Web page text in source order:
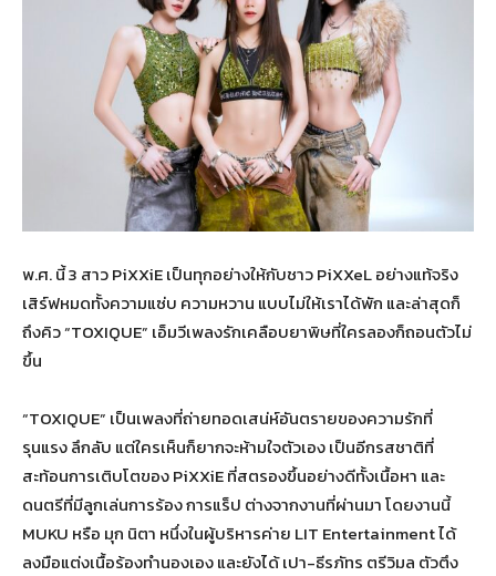
พ.ศ. นี้ 3 สาว PiXXiE เป็นทุกอย่างให้กับชาว PiXXeL อย่างแท้จริง
เสิร์ฟหมดทั้งความแซ่บ ความหวาน แบบไม่ให้เราได้พัก และล่าสุดก็
ถึงคิว “TOXIQUE” เอ็มวีเพลงรักเคลือบยาพิษที่ใครลองก็ถอนตัวไม่
ขึ้น
“TOXIQUE” เป็นเพลงที่ถ่ายทอดเสน่ห์อันตรายของความรักที่
รุนแรง ลึกลับ แต่ใครเห็นก็ยากจะห้ามใจตัวเอง เป็นอีกรสชาติที่
สะท้อนการเติบโตของ PiXXiE ที่สตรองขึ้นอย่างดีทั้งเนื้อหา และ
ดนตรีที่มีลูกเล่นการร้อง การแร็ป ต่างจากงานที่ผ่านมา โดยงานนี้
MUKU หรือ มุก นิตา หนึ่งในผู้บริหารค่าย LIT Entertainment ได้
ลงมือแต่งเนื้อร้องทำนองเอง และยังได้ เปา-ธีรภัทร ตรีวิมล ตัวตึง